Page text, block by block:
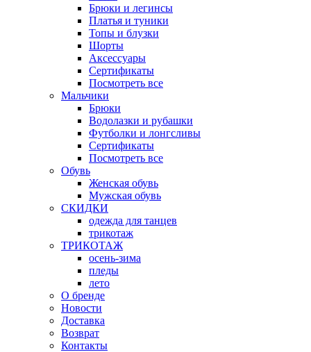
Брюки и легинсы
Платья и туники
Топы и блузки
Шорты
Аксессуары
Сертификаты
Посмотреть все
Мальчики
Брюки
Водолазки и рубашки
Футболки и лонгсливы
Сертификаты
Посмотреть все
Обувь
Женская обувь
Мужская обувь
СКИДКИ
одежда для танцев
трикотаж
ТРИКОТАЖ
осень-зима
пледы
лето
О бренде
Новости
Доставка
Возврат
Контакты